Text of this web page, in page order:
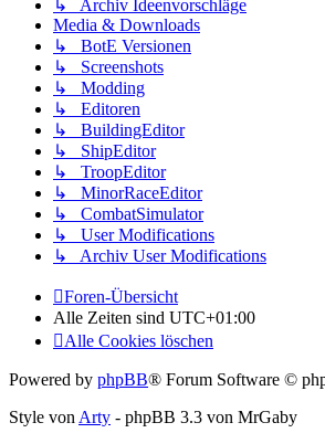
↳ Archiv Ideenvorschläge
Media & Downloads
↳ BotE Versionen
↳ Screenshots
↳ Modding
↳ Editoren
↳ BuildingEditor
↳ ShipEditor
↳ TroopEditor
↳ MinorRaceEditor
↳ CombatSimulator
↳ User Modifications
↳ Archiv User Modifications
Foren-Übersicht
Alle Zeiten sind UTC+01:00
Alle Cookies löschen
Powered by phpBB® Forum Software ©
Style von Arty - phpBB 3.3 von MrGaby